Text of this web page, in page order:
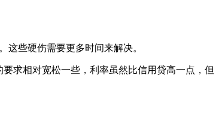
些硬伤需要更多时间来解决。
求相对宽松一些，利率虽然比信用贷高一点，但